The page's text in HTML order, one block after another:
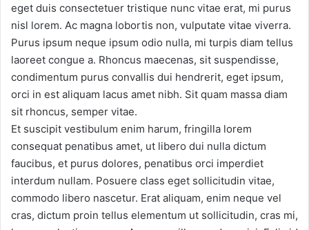
eget duis consectetuer tristique nunc vitae erat, mi purus
nisl lorem. Ac magna lobortis non, vulputate vitae viverra.
Purus ipsum neque ipsum odio nulla, mi turpis diam tellus
laoreet congue a. Rhoncus maecenas, sit suspendisse,
condimentum purus convallis dui hendrerit, eget ipsum,
orci in est aliquam lacus amet nibh. Sit quam massa diam
sit rhoncus, semper vitae.
Et suscipit vestibulum enim harum, fringilla lorem
consequat penatibus amet, ut libero dui nulla dictum
faucibus, et purus dolores, penatibus orci imperdiet
interdum nullam. Posuere class eget sollicitudin vitae,
commodo libero nascetur. Erat aliquam, enim neque vel
cras, dictum proin tellus elementum ut sollicitudin, cras mi,